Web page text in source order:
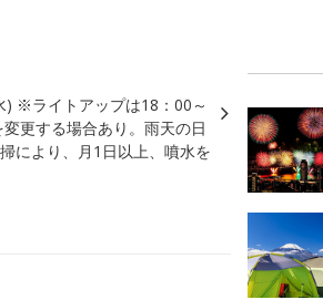
) ※ライトアップは18：00～
更する場合あり。雨天の日
により、月1日以上、噴水を